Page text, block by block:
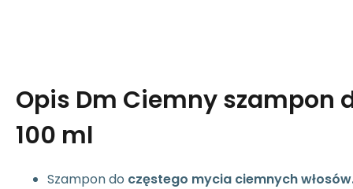
Opis Dm Ciemny szampon
100 ml
Szampon do częstego mycia ciemnych